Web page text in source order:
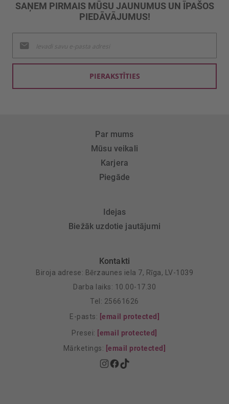
SAŅEM PIRMAIS MŪSU JAUNUMUS UN ĪPAŠOS
PIEDĀVĀJUMUS!
jaunumu
saņemšanai:
PIERAKSTĪTIES
Par mums
Mūsu veikali
Karjera
Piegāde
Idejas
Biežāk uzdotie jautājumi
Kontakti
Biroja adrese: Bērzaunes iela 7, Rīga, LV-1039
Darba laiks: 10.00-17.30
Tel: 25661626
E-pasts: [email protected]
Presei: [email protected]
Mārketings: [email protected]